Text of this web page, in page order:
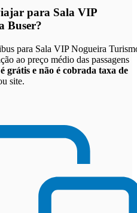
para Sala VIP
Buser?
para Sala VIP Nogueira
ao preço médio das passagens
grátis e não é cobrada taxa de
site.